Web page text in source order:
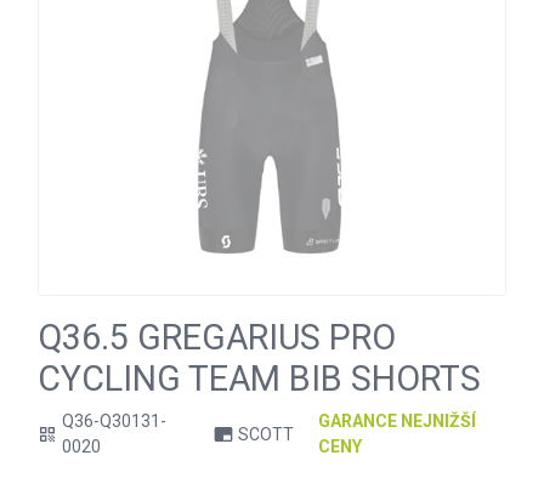
Q36.5 GREGARIUS PRO
CYCLING TEAM BIB SHORTS
qr_code
Q36-Q30131-
0020
branding_watermark SCOTT
GARANCE NEJNIŽŠÍ
CENY